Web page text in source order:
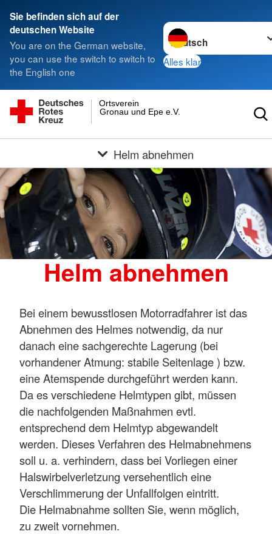
Sie befinden sich auf der
deutschen Website
You are on the German website,
you can use the switch to switch to
the English one
Sprache wechseln zu
Alles klar
Gronau und Epe e.V.
Ortsverein
Helm abnehmen
Helm abnehmen
Bei einem bewusstlosen Motorradfahrer ist das
Abnehmen des Helmes notwendig, da nur
danach eine sachgerechte Lagerung (bei
vorhandener Atmung: stabile Seitenlage ) bzw.
eine Atemspende durchgeführt werden kann.
Da es verschiedene Helmtypen gibt, müssen
die nachfolgenden Maßnahmen evtl.
entsprechend dem Helmtyp abgewandelt
werden. Dieses Verfahren des Helmabnehmens
soll u. a. verhindern, dass bei Vorliegen einer
Halswirbelverletzung versehentlich eine
Verschlimmerung der Unfallfolgen eintritt.
Die Helmabnahme sollten Sie, wenn möglich,
zu zweit vornehmen.